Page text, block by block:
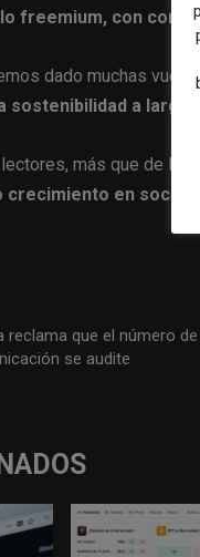
freemium, con
dado muchas
a largo
más que de la
en socios
reclama que el número de
se audite